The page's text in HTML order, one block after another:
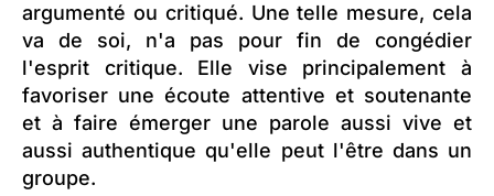
argumenté ou critiqué. Une telle mesure, cela
va de soi, n'a pas pour fin de congédier
l'esprit critique. Elle vise principalement à
favoriser une écoute attentive et soutenante
et à faire émerger une parole aussi vive et
aussi authentique qu'elle peut l'être dans un
groupe.